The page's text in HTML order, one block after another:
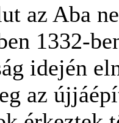
az Aba
1332-
idején
az